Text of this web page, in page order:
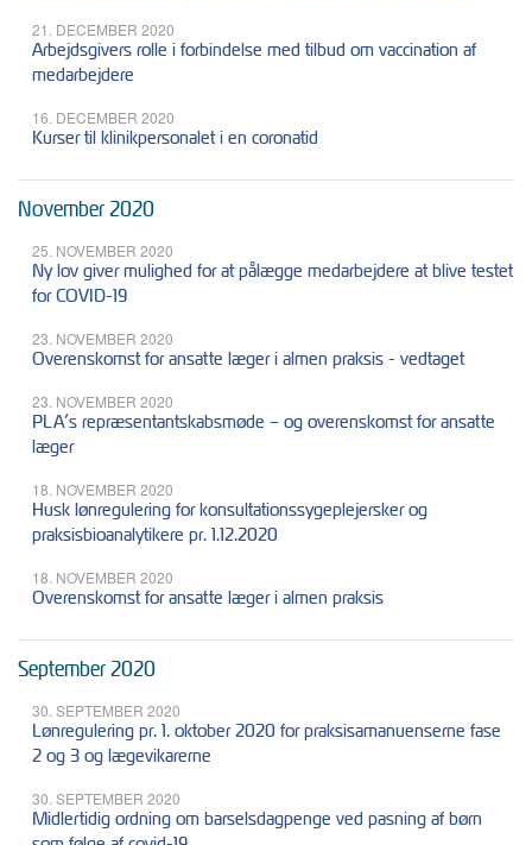
21. DECEMBER 2020
Arbejdsgivers rolle i forbindelse med tilbud om vaccination af
medarbejdere
16. DECEMBER 2020
Kurser til klinikpersonalet i en coronatid
November 2020
25. NOVEMBER 2020
Ny lov giver mulighed for at pålægge medarbejdere at blive testet
for COVID-19
23. NOVEMBER 2020
Overenskomst for ansatte læger i almen praksis - vedtaget
23. NOVEMBER 2020
PLA’s repræsentantskabsmøde – og overenskomst for ansatte
læger
18. NOVEMBER 2020
Husk lønregulering for konsultationssygeplejersker og
praksisbioanalytikere pr. 1.12.2020
18. NOVEMBER 2020
Overenskomst for ansatte læger i almen praksis
September 2020
30. SEPTEMBER 2020
Lønregulering pr. 1. oktober 2020 for praksisamanuenserne fase
2 og 3 og lægevikarerne
30. SEPTEMBER 2020
Midlertidig ordning om barselsdagpenge ved pasning af børn